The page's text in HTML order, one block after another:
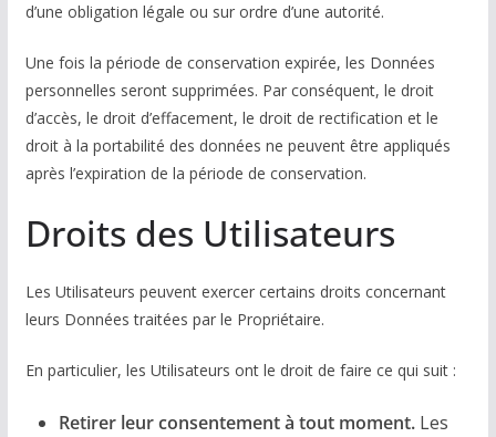
d’une obligation légale ou sur ordre d’une autorité.
Une fois la période de conservation expirée, les Données
personnelles seront supprimées. Par conséquent, le droit
d’accès, le droit d’effacement, le droit de rectification et le
droit à la portabilité des données ne peuvent être appliqués
après l’expiration de la période de conservation.
Droits des Utilisateurs
Les Utilisateurs peuvent exercer certains droits concernant
leurs Données traitées par le Propriétaire.
En particulier, les Utilisateurs ont le droit de faire ce qui suit :
Retirer leur consentement à tout moment.Les